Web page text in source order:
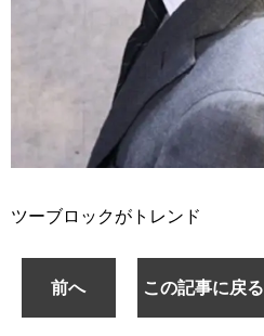
ツーブロックがトレンド
前へ この記事に戻る